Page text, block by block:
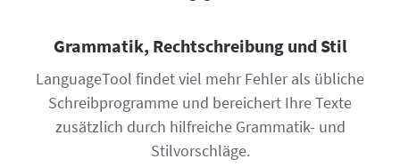
Impressum
Grammatik, Rechtschreibung und Stil
LanguageTool findet viel mehr Fehler als übliche
Schreibprogramme und bereichert Ihre Texte
zusätzlich durch hilfreiche Grammatik- und
Stilvorschläge.